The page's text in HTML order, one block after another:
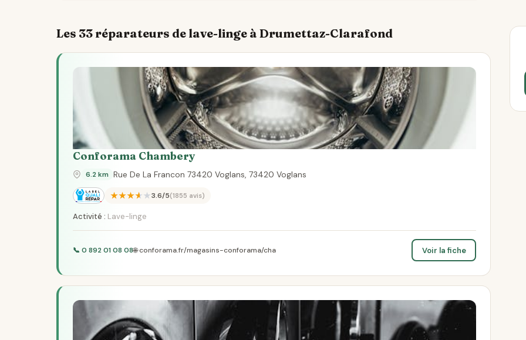
Les 33 réparateurs de lave-linge à Drumettaz-Clarafond
Conforama Chambery
6.2 km Rue De La Francon 73420 Voglans, 73420 Voglans
★★★★★3.6/5(1855 avis)
Activité : Lave-linge
📞 0 892 01 08 08🌐 conforama.fr/magasins-conforama/cha Voir la fiche